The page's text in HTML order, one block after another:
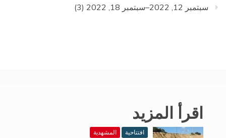
سبتمبر 12, 2022–سبتمبر 18, 2022
(3)
اقرأ المزيد
افتتاحية المشهدية